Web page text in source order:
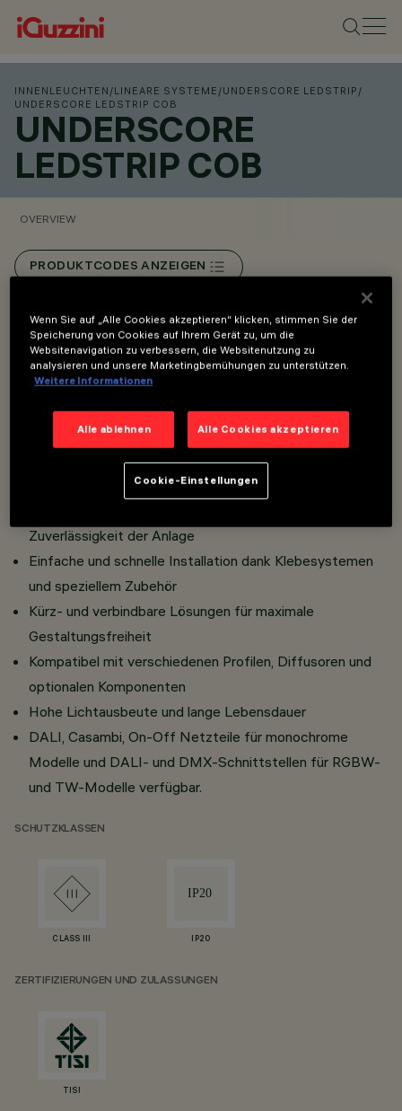
INNENLEUCHTEN /LINEARE SYSTEME /UNDERSCORE LEDSTRIP /
UNDERSCORE LEDSTRIP COB
UNDERSCORE
LEDSTRIP COB
OVERVIEW
PRODUKTCODES ANZEIGEN
Overview
Lineare LED-Beleuchtungssysteme für den Innenbereich
Modulares und flexibles Design für vielfältige
Konfigurationen und architektonische Integration
Hochwertiges Licht für Allgemeinbeleuchtung mit sehr
guter Farbwiedergabe
Zuverlässigkeit der Anlage
Einfache und schnelle Installation dank Klebesystemen
und speziellem Zubehör
Kürz- und verbindbare Lösungen für maximale
Gestaltungsfreiheit
Kompatibel mit verschiedenen Profilen, Diffusoren und
optionalen Komponenten
Hohe Lichtausbeute und lange Lebensdauer
DALI, Casambi, On-Off Netzteile für monochrome
Modelle und DALI- und DMX-Schnittstellen für RGBW-
und TW-Modelle verfügbar.
SCHUTZKLASSEN
CLASS III IP20
ZERTIFIZIERUNGEN UND ZULASSUNGEN
TISI
Wenn Sie auf „Alle Cookies akzeptieren“ klicken, stimmen Sie der
Speicherung von Cookies auf Ihrem Gerät zu, um die
Websitenavigation zu verbessern, die Websitenutzung zu
analysieren und unsere Marketingbemühungen zu unterstützen.
Weitere Informationen
Alle ablehnen Alle Cookies akzeptieren
Cookie-Einstellungen